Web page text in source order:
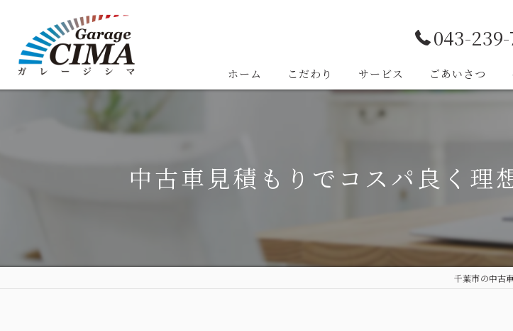
043-239-
ホーム こだわり サービス ごあいさつ
中古車見積もりでコスパ良く理
千葉市の中古